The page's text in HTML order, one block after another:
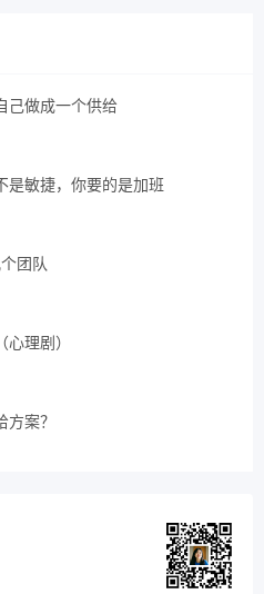
己做成一个供给
是敏捷，你要的是加班
团队
理剧）
案？